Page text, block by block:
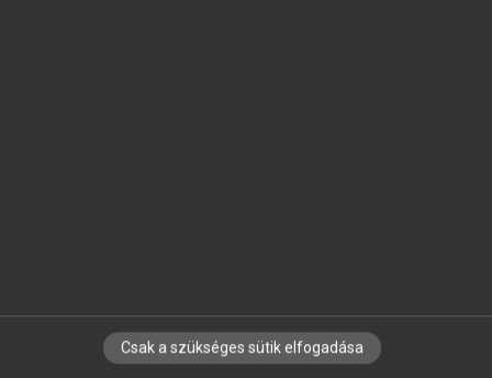
IRATKOZZ FEL HÍRLEVELÜNKRE!
Csak a szükséges sütik elfogadása